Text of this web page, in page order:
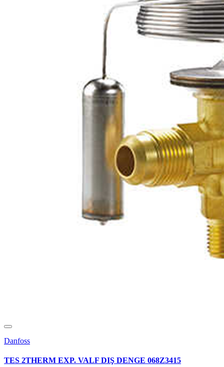
Danfoss
TES 2THERM EXP. VALF DIŞ DENGE 068Z3415